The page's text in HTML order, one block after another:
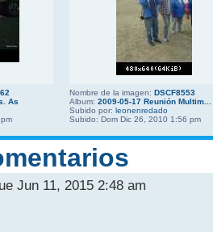
As
Nombre de la imagen: DSCF8553
Album: 2009-05-17 Reunión Multim...
Subido por: leonenredado
Subido: Dom Dic 26, 2010 1:56 pm
Jun 11, 2015 2:48 am